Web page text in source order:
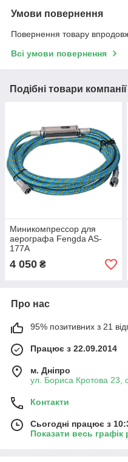
Умови повернення
Повернення товару
Всі умови повернення
Подібні товари компанії
Миникомпрессор для
аерографа Fengda AS-
177A
4 050 ₴
Про нас
95% позитивних з 21
Працює з 22.09.2014
м. Дніпро
ул. Бориса Кротова 23,
Контакти
Сьогодні працює з
Показати весь графік